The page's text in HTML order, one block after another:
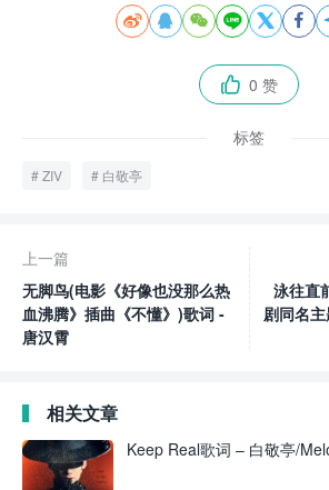
     
 0 赞
标签
ZIV 白敬亭
上一篇
无脚鸟(电影《好像也没那么热
血沸腾》插曲《不懂》)歌词 -
唐汉霄
泳往直
剧同名
相关文章
Keep Real歌词 – 白敬亭/